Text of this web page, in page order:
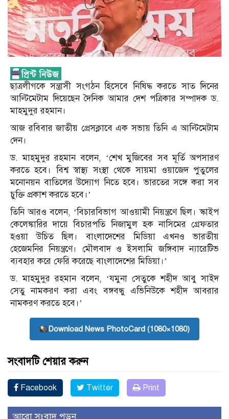
ছাত্রলীগকে সন্ত্রাসী সংগঠন হিসেবে নিষিদ্ধ করতে সাত দিনের
আল্টিমেটাম দিয়েছেন দৈনিক আমার দেশ পত্রিকার সম্পাদক ড.
মাহমুদুর রহমান।
আজ রবিবার জাতীয় প্রেসক্লাবে এক সভায় তিনি এ আল্টিমেটাম
দেন।
ড. মাহমুদুর রহমান বলেন, ‌‘শেখ মুজিবের সব মূর্তি অপসারণ
করতে হবে। বিশ্ব স্বাস্থ্য সংস্থা থেকে সায়মা ওয়াজেদ পুতুলের
মনোনয়ন বাতিলের উদ্যোগ নিতে হবে। ভারতের সঙ্গে করা সব
চুক্তি প্রকাশ করতে হবে।’
তিনি আরও বলেন, ‘বিচারবিভাগ আওয়ামী নিয়ন্ত্রণে ছিল। স্কাইপ
কেলেঙ্কারির দায়ে বিচারপতি নিজামুল হক নাসিমের গ্রেফতার
হওয়া উচিত ছিল। বাংলাদেশের মিডিয়া এখনও ভারতীয়
হেজেমনির নিয়ন্ত্রণে। মৌলবাদ ও ইসলামি জঙ্গিবাদ ন্যারেটিভ
ব্যবহার করে ফেরি করেছে বাংলাদেশের মিডিয়া।’
ড. মাহমুদুর রহমান বলেন, ‘যমুনা সেতুকে শহীদ আবু সাইদ
সেতু নামকরণ করা এবং বঙ্গবন্ধু এভিনিউকে শহীদ আবরার
নামকরণ করতে হবে।’
Download News PhotoCard (1080×1080)
সংবাদটি শেয়ার করুন
Facebook Twitter Print
আরো সংবাদ পড়ুন